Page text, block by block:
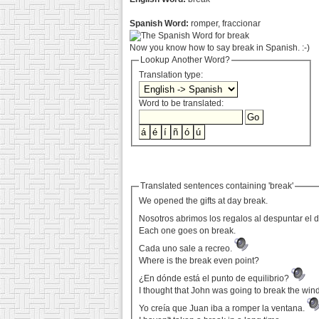
Spanish Word: romper, fraccionar
Now you know how to say break in Spanish. :-)
Lookup Another Word?
Translation type:
Word to be translated:
Translated sentences containing 'break'
We opened the gifts at day break.
Nosotros abrimos los regalos al despuntar el
Each one goes on break.
Cada uno sale a recreo.
Where is the break even point?
¿En dónde está el punto de equilibrio?
I thought that John was going to break the
Yo creía que Juan iba a romper la ventana.